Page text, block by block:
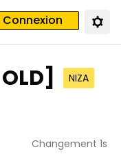
Connexion
NIZA
Changement 1s